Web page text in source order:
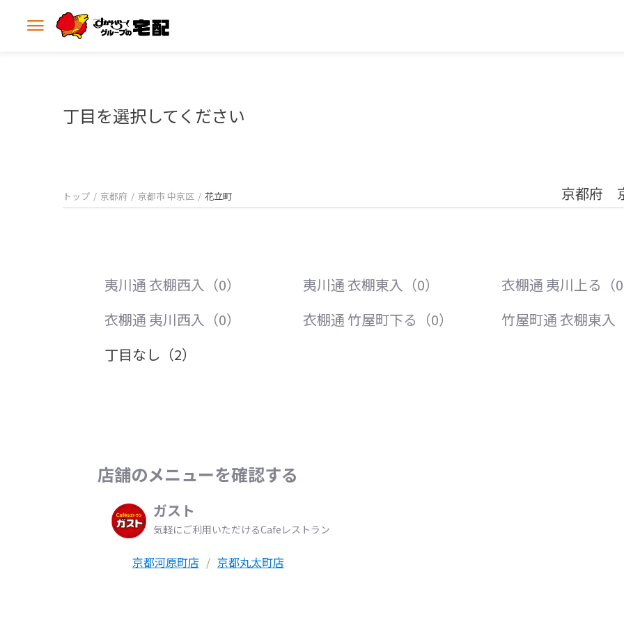
メ
丁目を選択してください
トップ 京都府 京都市 中京区 花立町 京都府
夷川通 衣棚西入（0） 夷川通 衣棚東入（0）
衣棚通 夷川上る（
衣棚通 夷川西入（0）
衣棚通 竹屋町下る（0）
竹屋町通 衣棚東入
丁目なし（2）
店舗のメニューを確認する
ガスト
気軽にご利用いただけるCafeレストラン
京都河原町店 京都丸太町店